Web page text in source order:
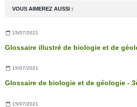
VOUS AIMEREZ AUSSI :
15/07/2021
Glossaire illustré de biologie et de
15/07/2021
Glossaire de biologie et de géologie -
15/07/2021